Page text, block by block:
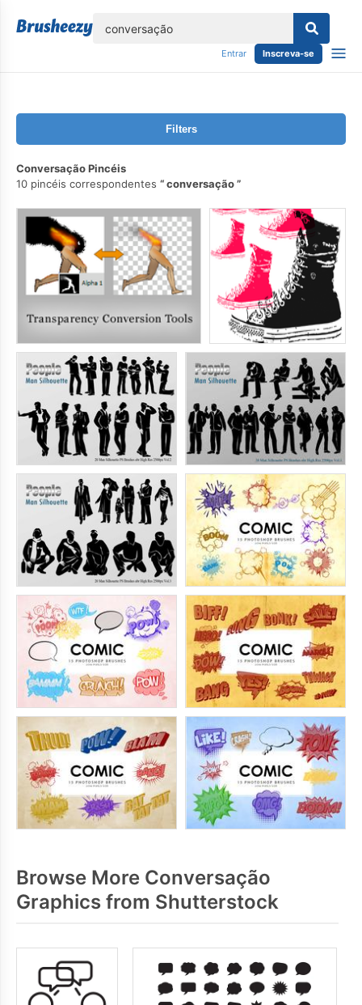
Entrar Inscreva-se
Filters
Conversação Pincéis
10 pincéis correspondentes
conversação
Browse More Conversação
Graphics from Shutterstock